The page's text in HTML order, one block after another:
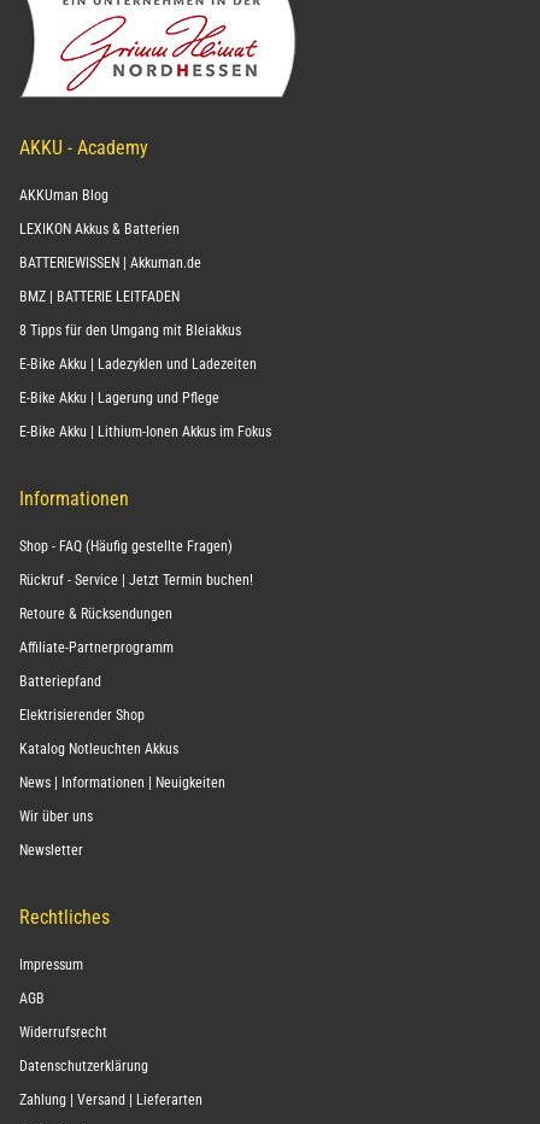
AKKU - Academy
AKKUman Blog
LEXIKON Akkus & Batterien
BATTERIEWISSEN | Akkuman.de
BMZ | BATTERIE LEITFADEN
8 Tipps für den Umgang mit Bleiakkus
E-Bike Akku | Ladezyklen und Ladezeiten
E-Bike Akku | Lagerung und Pflege
E-Bike Akku | Lithium-Ionen Akkus im Fokus
Informationen
Shop - FAQ (Häufig gestellte Fragen)
Rückruf - Service | Jetzt Termin buchen!
Retoure & Rücksendungen
Affiliate-Partnerprogramm
Batteriepfand
Elektrisierender Shop
Katalog Notleuchten Akkus
News | Informationen | Neuigkeiten
Wir über uns
Newsletter
Rechtliches
Impressum
AGB
Widerrufsrecht
Datenschutzerklärung
Zahlung | Versand | Lieferarten